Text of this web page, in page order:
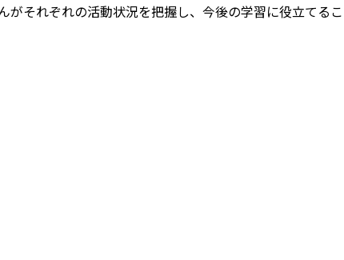
それぞれの活動状況を把握し、今後の学習に役立てるこ